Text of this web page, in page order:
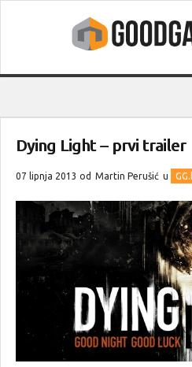
Dying Light – prvi trailer
07 lipnja 2013 od Martin Perušić u